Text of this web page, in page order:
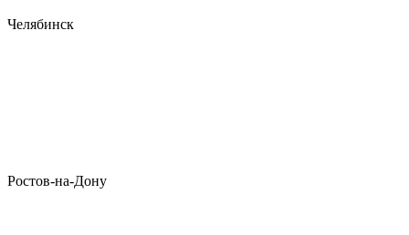
Челябинск
Ростов-на-Дону